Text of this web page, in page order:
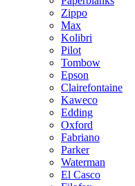
Zippo
Max
Kolibri
Pilot
Tombow
Epson
Clairefontaine
Kaweco
Edding
Oxford
Fabriano
Parker
Waterman
El Casco